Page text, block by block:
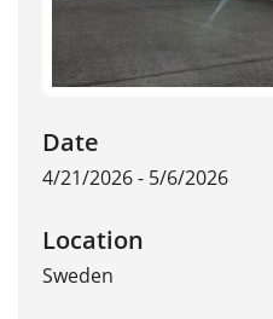
Date
4/21/2026 - 5/6/2026
Location
Sweden